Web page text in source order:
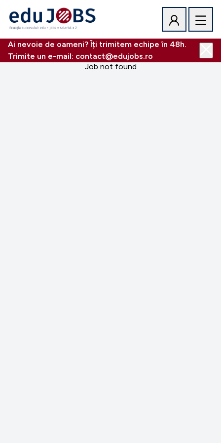
Ai nevoie de oameni? Îți trimitem echipe în 48h.
Trimite un e-mail: contact@edujobs.ro
Job not found